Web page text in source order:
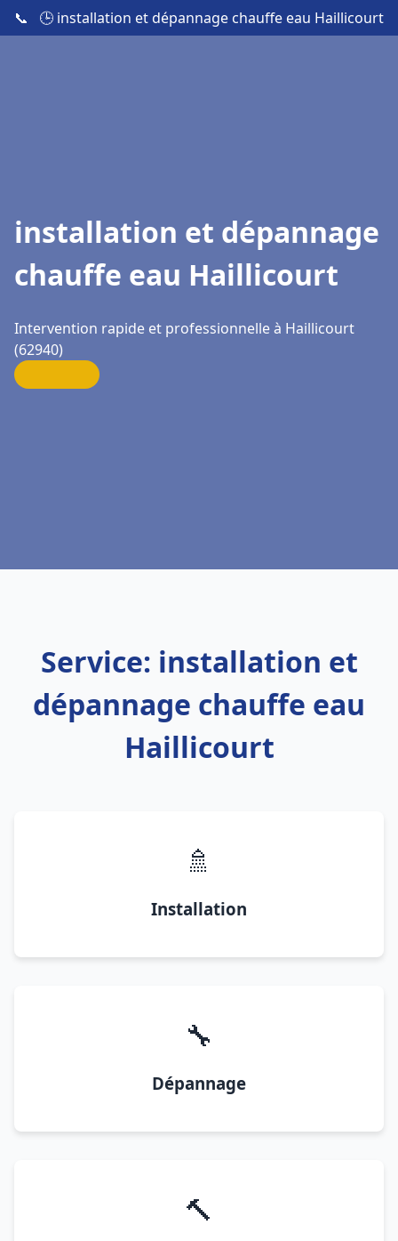
📞 🕒 installation et dépannage chauffe eau Haillicourt
installation et dépannage
chauffe eau Haillicourt
Intervention rapide et professionnelle à Haillicourt
(62940)
Service: installation et
dépannage chauffe eau
Haillicourt
🚿
Installation
🔧
Dépannage
🔨